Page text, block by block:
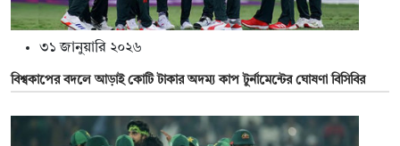
৩১ জানুয়ারি ২০২৬
বিশ্বকাপের বদলে আড়াই কোটি টাকার অদম্য কাপ টুর্নামেন্টের ঘোষণা বিসিবির